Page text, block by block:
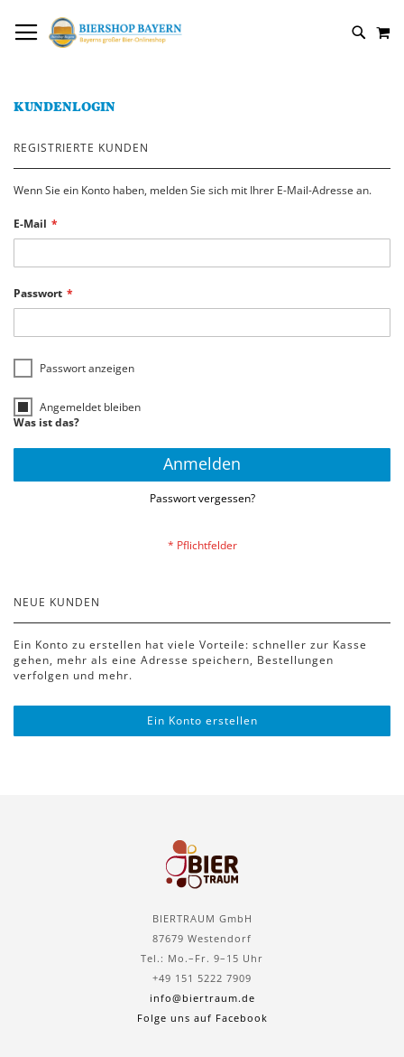
ZUM
INHALT
KUNDENLOGIN
REGISTRIERTE KUNDEN
Wenn Sie ein Konto haben, melden Sie sich mit Ihrer E-Mail-Adresse an.
E-Mail
Passwort
Passwort anzeigen
Angemeldet bleiben
Was ist das?
Anmelden
Passwort vergessen?
NEUE KUNDEN
Ein Konto zu erstellen hat viele Vorteile: schneller zur Kasse
gehen, mehr als eine Adresse speichern, Bestellungen
verfolgen und mehr.
Ein Konto erstellen
BIERTRAUM GmbH
87679 Westendorf
Tel.: Mo.–Fr. 9–15 Uhr
+49 151 5222 7909
info@biertraum.de
Folge uns auf Facebook